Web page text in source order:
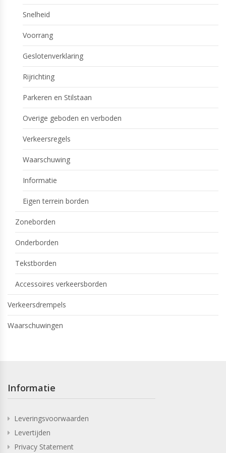
Snelheid
Voorrang
Geslotenverklaring
Rijrichting
Parkeren en Stilstaan
Overige geboden en verboden
Verkeersregels
Waarschuwing
Informatie
Eigen terrein borden
Zoneborden
Onderborden
Tekstborden
Accessoires verkeersborden
Verkeersdrempels
Waarschuwingen
Informatie
Leveringsvoorwaarden
Levertijden
Privacy Statement